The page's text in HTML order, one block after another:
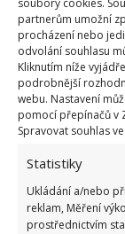
soubory cookies.
partnerům umožní
procházení nebo
odvolání souhlasu
Kliknutím níže
podrobnější
webu. Nastavení
pomocí přepínačů v
Spravovat souhlas
Statistiky
Ukládání a/nebo
reklam, Měření
prostřednictvím
migréně,
nohou.